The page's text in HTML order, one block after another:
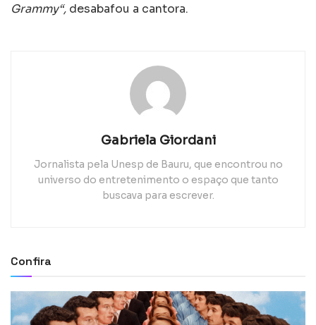
Grammy“, desabafou a cantora.
Gabriela Giordani
Jornalista pela Unesp de Bauru, que encontrou no
universo do entretenimento o espaço que tanto
buscava para escrever.
Confira